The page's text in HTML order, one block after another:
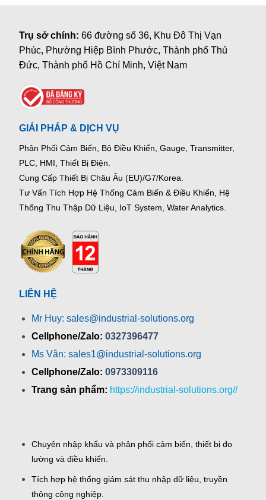
Trụ sở chính:66 đường số 36, Khu Đô Thị Vạn
Phúc, Phường Hiệp Bình Phước, Thành phố Thủ
Đức, Thành phố Hồ Chí Minh, Việt Nam
GIẢI PHÁP & DỊCH VỤ
Phân Phối Cảm Biến, Bộ Điều Khiển, Gauge, Transmitter,
PLC, HMI, Thiết Bị Điện.
Cung Cấp Thiết Bị Châu Âu (EU)/G7/Korea.
Tư Vấn Tích Hợp Hệ Thống Cảm Biến & Điều Khiển, Hệ
Thống Thu Thập Dữ Liệu, IoT System, Water Analytics.
LIÊN HỆ
Mr Huy: sales@industrial-solutions.org
Cellphone/Zalo: 0327396477
Ms Vân: sales1@industrial-solutions.org
Cellphone/Zalo: 0973309116
Trang sản phẩm: https://industrial-solutions.org//
Chuyên nhập khẩu và phân phối cảm biến, thiết bị đo
lường và điều khiển.
Tích hợp hệ thống giám sát thu nhập dữ liệu, truyền
thông công nghiệp.